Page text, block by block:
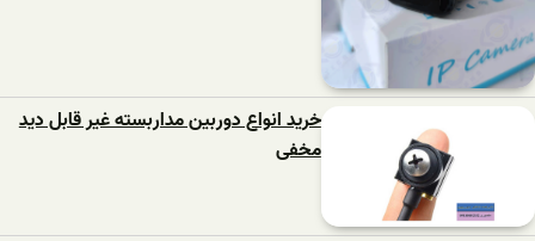
خرید انواع دوربین مداربسته غیر قابل دید
مخفی